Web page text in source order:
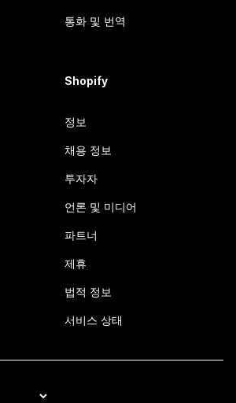
통화 및 번역
Shopify
정보
채용 정보
투자자
언론 및 미디어
파트너
제휴
법적 정보
서비스 상태